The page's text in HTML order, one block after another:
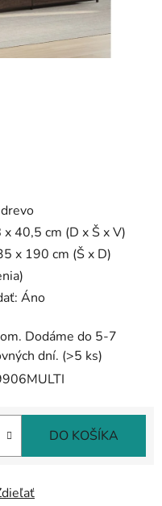
40,5 cm (D x Š x V)
x 190 cm (Š x D)
Áno
Dodáme do 5-7
dní. (>5 ks)
DO KOŠÍKA